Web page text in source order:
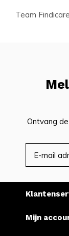
Team Findicare
Ontvang
Mijn